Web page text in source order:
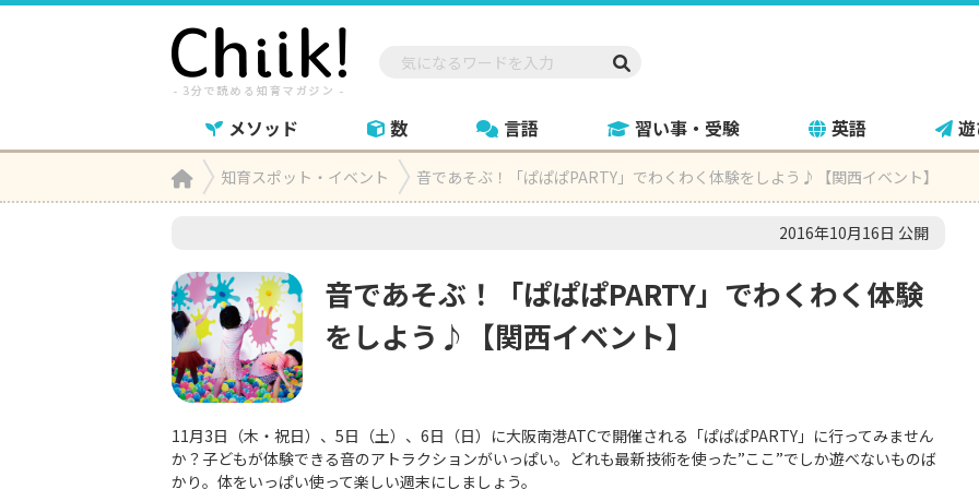
メソッド 数 言語 習い事・受験 英語
Home知育スポット・イベント 音であそぶ！「ぱぱぱPARTY」でわくわく体験をしよう♪【関西イベント】
2016年10月16日 公開
音であそぶ！「ぱぱぱPARTY」でわくわく体験
をしよう♪【関西イベント】
11月3日（木・祝日）、5日（土）、6日（日）に大阪南港ATCで開催される「ぱぱぱPARTY」に行ってみません
か？子どもが体験できる音のアトラクションがいっぱい。どれも最新技術を使った”ここ”でしか遊べないものば
かり。体をいっぱい使って楽しい週末にしましょう。